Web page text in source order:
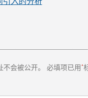
会被公开。 必填项已用*